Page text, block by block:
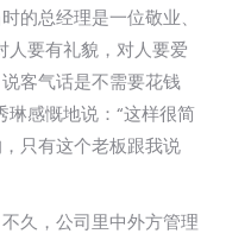
的总经理是一位敬业、
人要有礼貌，对人要爱
客气话是不需要花钱
琳感慨地说：“这样很简
只有这个老板跟我说
久，公司里中外方管理